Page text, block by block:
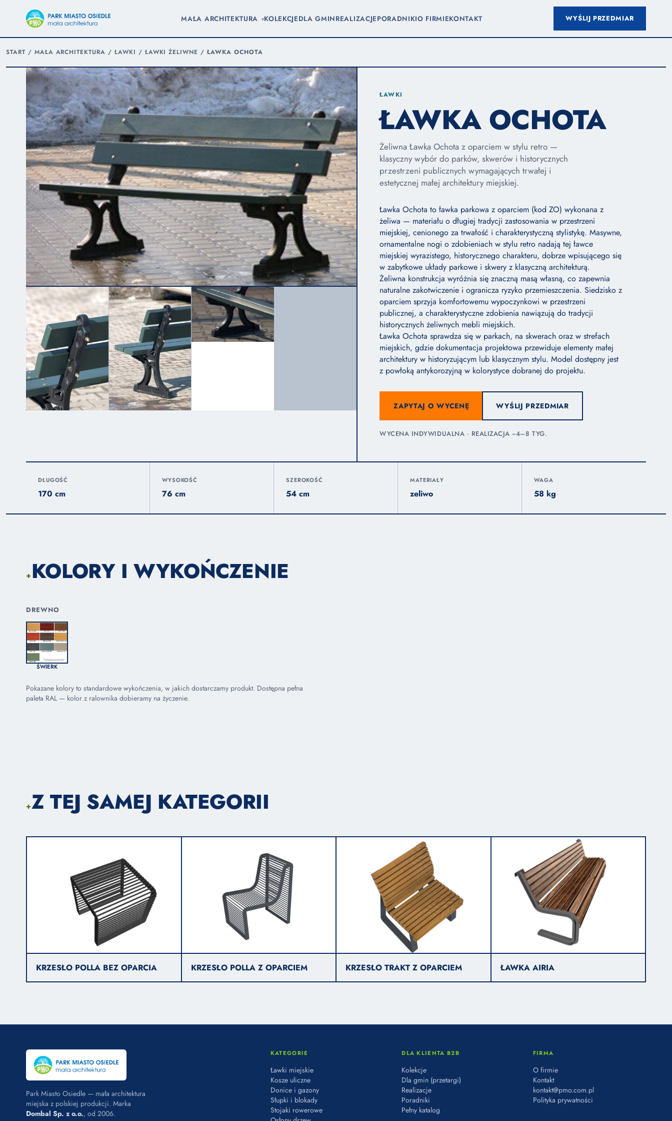
MAŁA ARCHITEKTURA ▾KOLEKCJEDLA GMINREALIZACJEPORADNIKIO FIRMIEKONTAKT WYŚLIJ PRZEDMIAR
START/ MAŁA ARCHITEKTURA / ŁAWKI / ŁAWKI ŻELIWNE /ŁAWKA OCHOTA
ŁAWKI
ŁAWKA OCHOTA
Żeliwna Ławka Ochota z oparciem w stylu retro —
klasyczny wybór do parków, skwerów i historycznych
przestrzeni publicznych wymagających trwałej i
estetycznej małej architektury miejskiej.
Ławka Ochota to ławka parkowa z oparciem (kod ZO) wykonana z
żeliwa — materiału o długiej tradycji zastosowania w przestrzeni
miejskiej, cenionego za trwałość i charakterystyczną stylistykę. Masywne,
ornamentalne nogi o zdobieniach w stylu retro nadają tej ławce
miejskiej wyrazistego, historycznego charakteru, dobrze wpisującego się
w zabytkowe układy parkowe i skwery z klasyczną architekturą.
Żeliwna konstrukcja wyróżnia się znaczną masą własną, co zapewnia
naturalne zakotwiczenie i ogranicza ryzyko przemieszczenia. Siedzisko z
oparciem sprzyja komfortowemu wypoczynkowi w przestrzeni
publicznej, a charakterystyczne zdobienia nawiązują do tradycji
historycznych żeliwnych mebli miejskich.
Ławka Ochota sprawdza się w parkach, na skwerach oraz w strefach
miejskich, gdzie dokumentacja projektowa przewiduje elementy małej
architektury w historyzującym lub klasycznym stylu. Model dostępny jest
z powłoką antykorozyjną w kolorystyce dobranej do projektu.
ZAPYTAJ O WYCENĘ WYŚLIJ PRZEDMIAR
WYCENA INDYWIDUALNA · REALIZACJA ~4–8 TYG.
DŁUGOŚĆ
170 cm
WYSOKOŚĆ
76 cm
SZEROKOŚĆ
54 cm
MATERIAŁY
zeliwo
WAGA
58 kg
+KOLORY I WYKOŃCZENIE
DREWNO
ŚWIERK
Pokazane kolory to standardowe wykończenia, w jakich dostarczamy produkt. Dostępna pełna
paleta RAL — kolor z ralownika dobieramy na życzenie.
+Z TEJ SAMEJ KATEGORII
KRZESŁO POLLA BEZ OPARCIA KRZESŁO POLLA Z OPARCIEM KRZESŁO TRAKT Z OPARCIEM ŁAWKA AIRIA
Park Miasto Osiedle — mała architektura
miejska z polskiej produkcji. Marka
Dombal Sp. z o.o., od 2006.
KATEGORIE
Ławki miejskie
Kosze uliczne
Donice i gazony
Słupki i blokady
Stojaki rowerowe
DLA KLIENTA B2B
Kolekcje
Dla gmin (przetargi)
Realizacje
Poradniki
Pełny katalog
FIRMA
O firmie
Kontakt
kontakt@pmo.com.pl
Polityka prywatności